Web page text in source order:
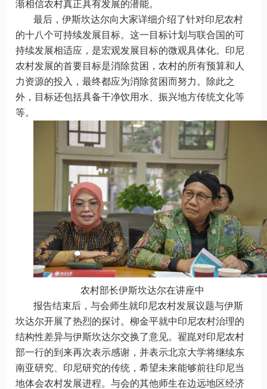
渐相信农村真正具有发展的潜能。
最后，伊斯坎达尔向大家详细介绍了针对印尼农村
的十八个可持续发展目标。这一目标计划与联合国的可
持续发展相适应，是宏观发展目标的微观具体化。印尼
农村发展的首要目标是消除贫困，农村的所有预算和人
力资源的投入，最终都应为消除贫困而努力。除此之
外，目标还包括具备干净饮用水、振兴地方传统文化等
等。
农村部长伊斯坎达尔在讲座中
报告结束后，与会师生就印尼农村发展议题与伊斯
坎达尔开展了热烈的探讨。柳金平就中印尼农村治理的
结构性差异与伊斯坎达尔交换了意见。翟崑对印尼农村
部一行的到来再次表示感谢，并表示北京大学将继续东
南亚研究、印尼研究的传统，希望未来能够前往印尼当
地体会农村发展进程。与会的其他师生在边远地区经济